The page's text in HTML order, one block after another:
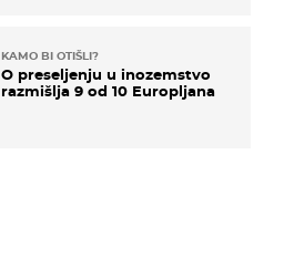
KAMO BI OTIŠLI?
O preseljenju u inozemstvo
razmišlja 9 od 10 Europljana